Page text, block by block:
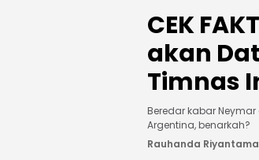
CEK
akan
Timnas
Beredar kabar
Argentina, benarkah?
Rauhanda Riyantama